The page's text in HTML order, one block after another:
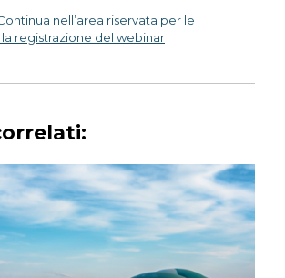
nell’area riservata per le
registrazione del webinar